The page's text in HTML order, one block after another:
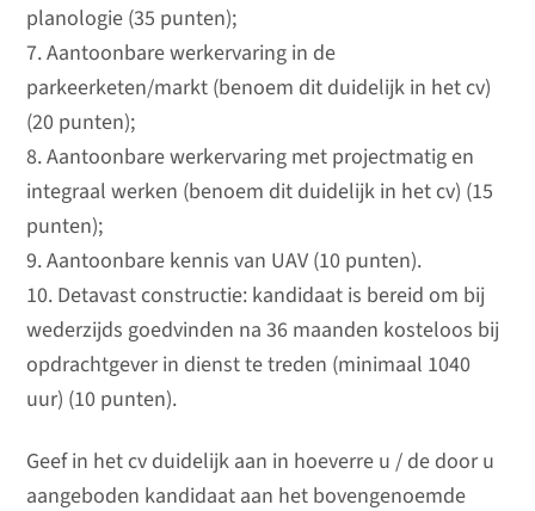
planologie (35 punten);
7. Aantoonbare werkervaring in de
parkeerketen/markt (benoem dit duidelijk in het cv)
(20 punten);
8. Aantoonbare werkervaring met projectmatig en
integraal werken (benoem dit duidelijk in het cv) (15
punten);
9. Aantoonbare kennis van UAV (10 punten).
10. Detavast constructie: kandidaat is bereid om bij
wederzijds goedvinden na 36 maanden kosteloos bij
opdrachtgever in dienst te treden (minimaal 1040
uur) (10 punten).
Geef in het cv duidelijk aan in hoeverre u / de door u
aangeboden kandidaat aan het bovengenoemde